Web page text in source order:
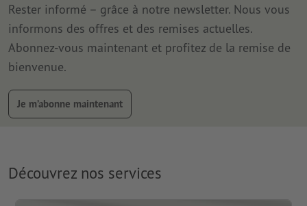
Rester informé – grâce à notre newsletter. Nous vous
informons des offres et des remises actuelles.
Abonnez-vous maintenant et profitez de la remise de
bienvenue.
Je m’abonne maintenant
Découvrez nos services